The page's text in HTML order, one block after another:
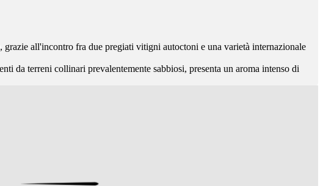
all'incontro fra due pregiati vitigni autoctoni e una varietà internazionale
da terreni collinari prevalentemente sabbiosi, presenta un aroma intenso di